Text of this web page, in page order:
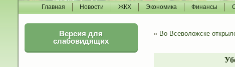
Главная Новости ЖКХ Экономика Финансы
Версия для
слабовидящих
« Во Всеволожске